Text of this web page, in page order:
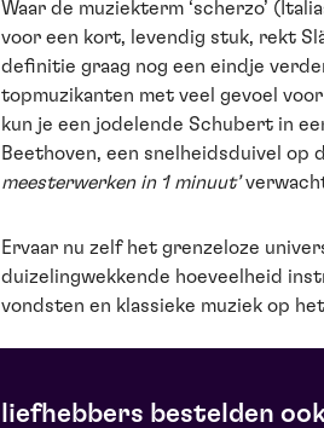
Waar de muziekterm ‘scherzo’
voor een kort, levendig stuk, rekt
definitie graag nog een eindje
topmuzikanten met veel gevoel
kun je een jodelende Schubert in
Beethoven, een snelheidsduivel op
meesterwerken in 1 minuut’
Ervaar nu zelf het grenzeloze
duizelingwekkende hoeveelheid
vondsten en klassieke muziek op
liefhebbers bestelden